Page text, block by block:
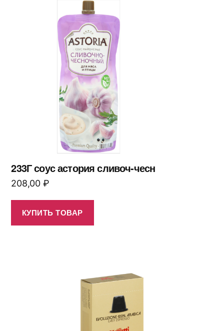
233Г соус астория сливоч-чесн
208,00 ₽
КУПИТЬ ТОВАР